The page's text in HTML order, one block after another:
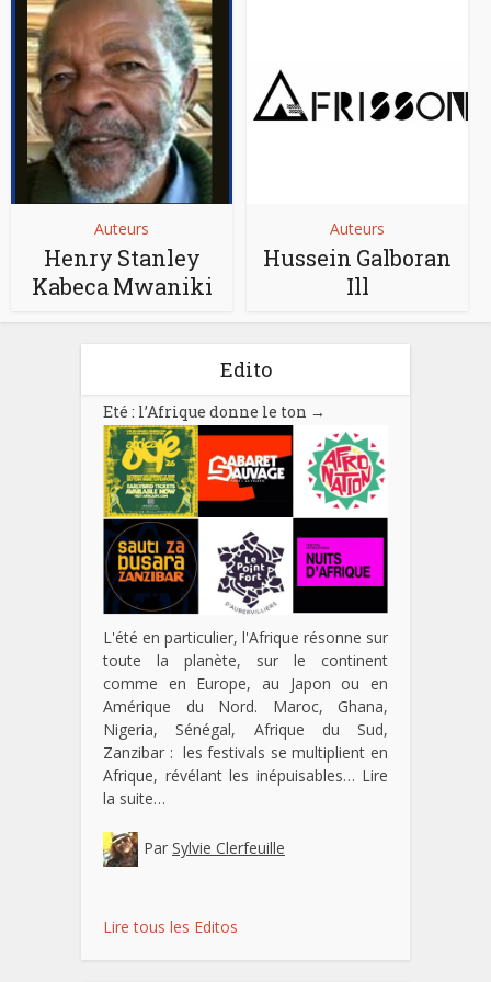
Auteurs
Henry Stanley
Kabeca Mwaniki
Auteurs
Hussein Galboran
Ill
Edito
Eté : l’Afrique donne le ton →
L'été en particulier, l'Afrique résonne sur
toute la planète, sur le continent
comme en Europe, au Japon ou en
Amérique du Nord. Maroc, Ghana,
Nigeria, Sénégal, Afrique du Sud,
Zanzibar : les festivals se multiplient en
Afrique, révélant les inépuisables… Lire
la suite…
Par Sylvie Clerfeuille
Lire tous les Editos